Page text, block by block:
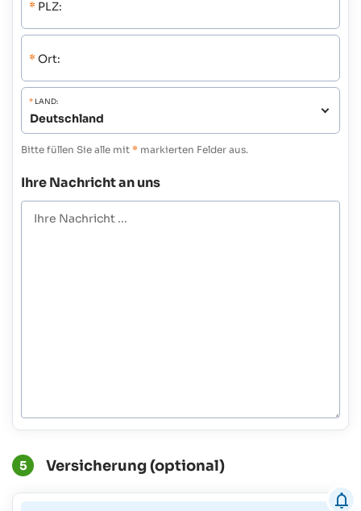
* PLZ:
* Ort:
* LAND:
Bitte füllen Sie alle mit * markierten Felder aus.
Ihre Nachricht an uns
5 Versicherung (optional)